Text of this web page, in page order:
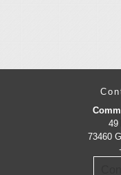
49
73460